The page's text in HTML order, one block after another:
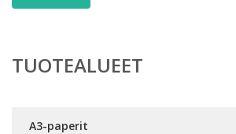
TUOTEALUEET
A3-paperit